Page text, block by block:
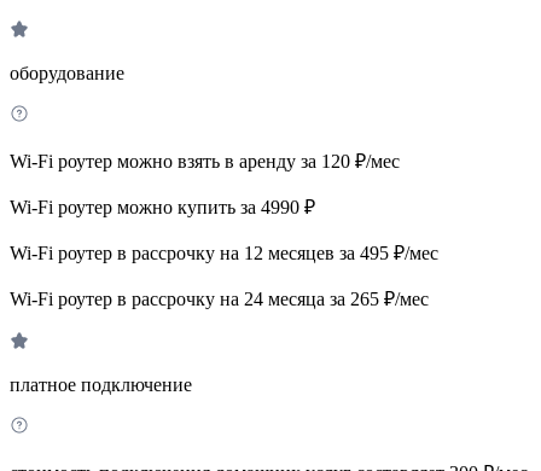
оборудование
Wi-Fi роутер можно взять в аренду за 120 ₽/мес
Wi-Fi роутер можно купить за 4990 ₽
Wi-Fi роутер в рассрочку на 12 месяцев за 495 ₽/мес
Wi-Fi роутер в рассрочку на 24 месяца за 265 ₽/мес
платное подключение